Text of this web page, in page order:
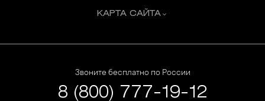
КАРТА САЙТА
Звоните бесплатно по России
8 (800) 777-19-12